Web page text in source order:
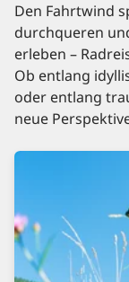
Den Fahrtwind
durchqueren
erleben –
Ob entlang
oder entlang
neue